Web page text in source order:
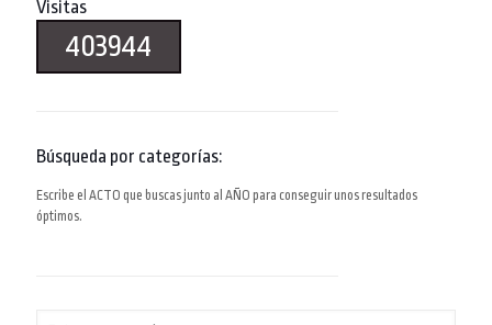
Visitas
403944
Búsqueda por categorías:
Escribe el ACTO que buscas junto al AÑO para conseguir unos resultados
óptimos.